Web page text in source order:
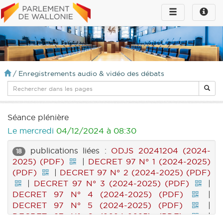
Toggle
infos
Toggle
navigation
/ Enregistrements audio & vidéo des débats
Séance plénière
Le mercredi 04/12/2024 à 08:30
18 publications liées : ODJS 20241204 (2024-
2025) (PDF)
| DECRET 97 N° 1 (2024-2025)
(PDF)
| DECRET 97 N° 2 (2024-2025) (PDF)
| DECRET 97 N° 3 (2024-2025) (PDF)
|
DECRET 97 N° 4 (2024-2025) (PDF)
|
DECRET 97 N° 5 (2024-2025) (PDF)
|
DECRET 97 N° 6 (2024-2025) (PDF)
|